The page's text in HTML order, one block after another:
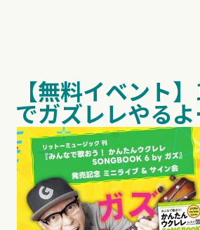
【無料イベント】
でガズレレやるよ